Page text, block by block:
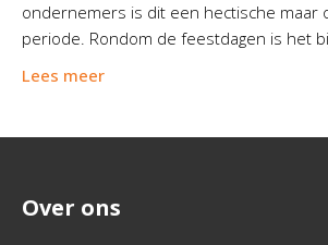
ondernemers is dit een hectische maar
periode. Rondom de feestdagen is het bij
Lees meer
Over ons